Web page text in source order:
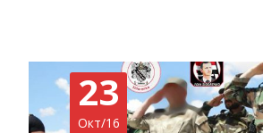
23
Окт/16